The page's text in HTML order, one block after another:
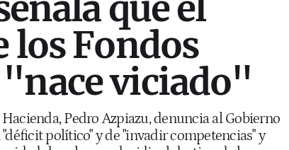
los Fondos
viciado"
Pedro Azpiazu, denuncia al Gobierno
político" y de "invadir competencias" y